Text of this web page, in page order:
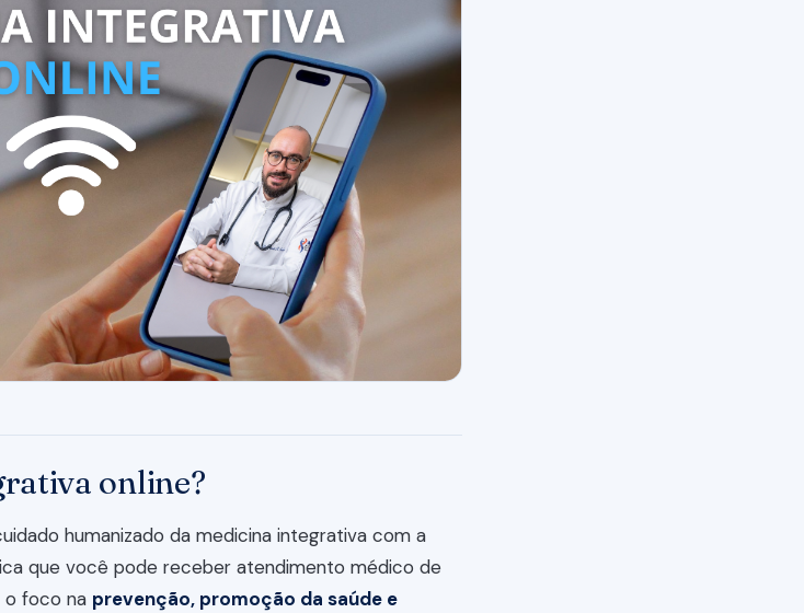
online?
humanizado da medicina integrativa com a
que você pode receber atendimento médico de
o foco na prevenção, promoção da saúde e